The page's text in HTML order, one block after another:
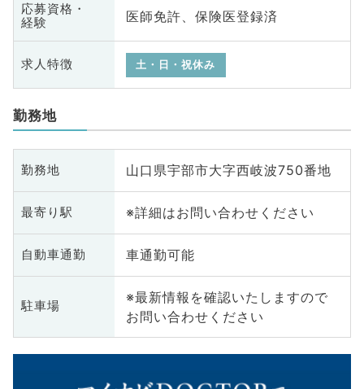
応募資格・
経験
医師免許、保険医登録済
求人特徴 土・日・祝休み
勤務地
勤務地 山口県宇部市大字西岐波750番地
最寄り駅 ※詳細はお問い合わせください
自動車通勤 車通勤可能
駐車場
※最新情報を確認いたしますので
お問い合わせください